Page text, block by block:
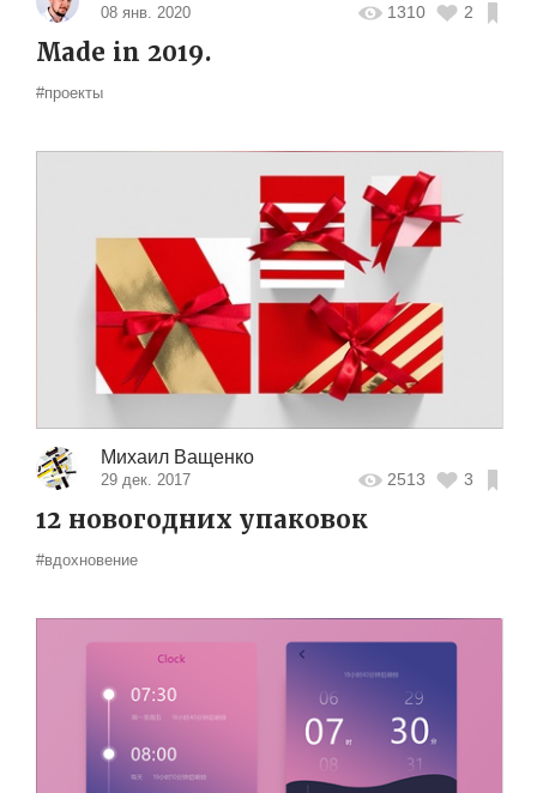
08 янв. 2020 1310 2
Made in 2019.
#проекты
Михаил Ващенко
29 дек. 2017 2513 3
12 новогодних упаковок
#вдохновение